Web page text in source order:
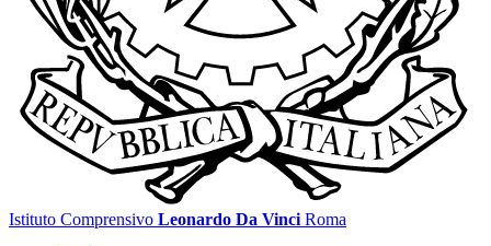
Istituto Comprensivo Leonardo Da Vinci Roma